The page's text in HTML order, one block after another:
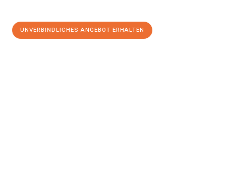
UNVERBINDLICHES ANGEBOT ERHALTEN